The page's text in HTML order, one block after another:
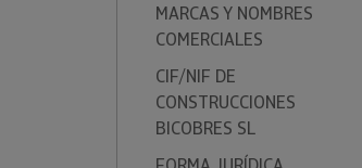
MARCAS Y NOMBRES
COMERCIALES
CIF/NIF DE
CONSTRUCCIONES
BICOBRES SL